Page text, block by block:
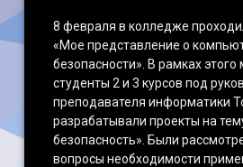
8 февраля в колледже
«Мое представление о
безопасности». В рамках
студенты 2 и 3 курсов под
преподавателя информатики
разрабатывали проекты на
безопасность». Были
вопросы необходимости